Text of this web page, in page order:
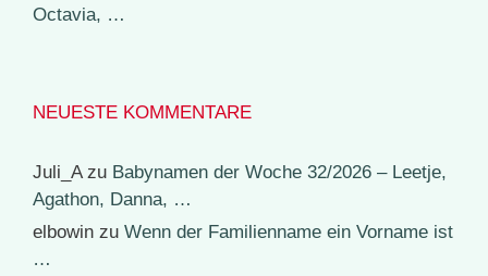
Octavia, …
NEUESTE KOMMENTARE
Juli_Azu Babynamen der Woche 32/2026 – Leetje,
Agathon, Danna, …
elbowin zu Wenn der Familienname ein Vorname ist
…